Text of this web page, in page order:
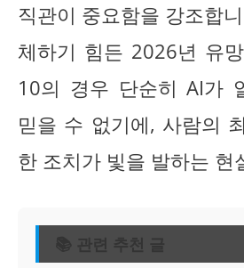
직관이 중요함을 강조합
체하기 힘든 2026년 유
10의 경우 단순히 AI가
믿을 수 없기에, 사람의
한 조치가 빛을 발하는 현
📚 관련 추천 글